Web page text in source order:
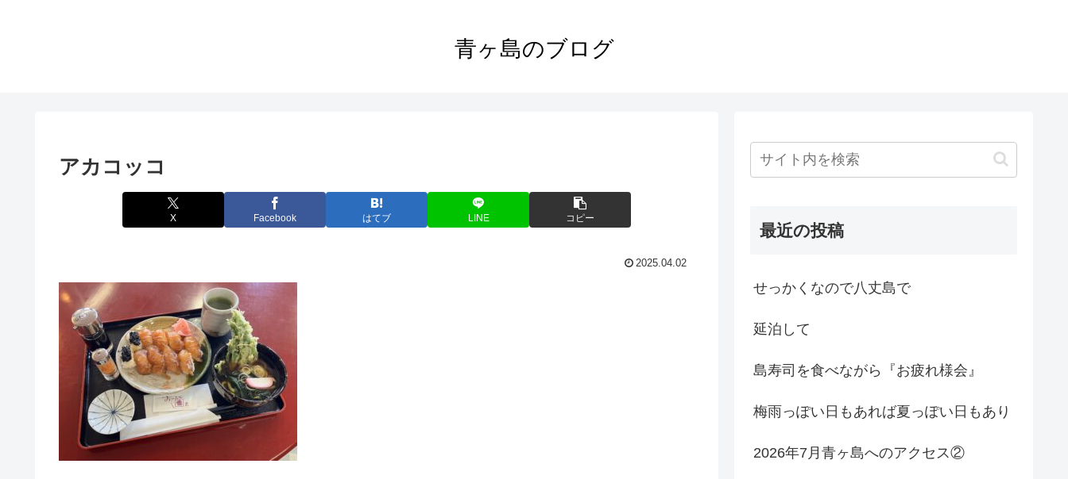
青ヶ島のブログ
アカコッコ
X Facebook はてブ LINE コピー
2025.04.02
最近の投稿
せっかくなので八丈島で
延泊して
島寿司を食べながら『お疲れ様会』
梅雨っぽい日もあれば夏っぽい日もあり
2026年7月青ヶ島へのアクセス②